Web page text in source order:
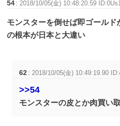
54 : 2018/10/05(金) 10:48:20.59
モンスターを倒せば即ゴール
の根本が日本と大違い
62 : 2018/10/05(金) 10:49:19.90
>>54
モンスターの皮とか肉買い